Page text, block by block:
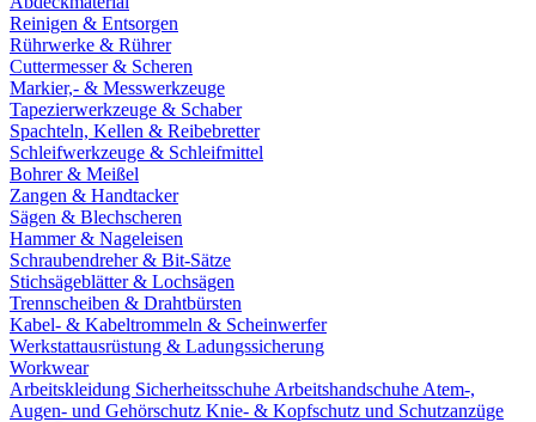
Reinigen & Entsorgen
Rührwerke & Rührer
Cuttermesser & Scheren
Markier,- & Messwerkzeuge
Tapezierwerkzeuge & Schaber
Spachteln, Kellen & Reibebretter
Schleifwerkzeuge & Schleifmittel
Bohrer & Meißel
Zangen & Handtacker
Sägen & Blechscheren
Hammer & Nageleisen
Schraubendreher & Bit-Sätze
Stichsägeblätter & Lochsägen
Trennscheiben & Drahtbürsten
Kabel- & Kabeltrommeln & Scheinwerfer
Werkstattausrüstung & Ladungssicherung
Workwear
Arbeitskleidung Sicherheitsschuhe Arbeitshandschuhe Atem-,
Augen- und Gehörschutz Knie- & Kopfschutz und Schutzanzüge